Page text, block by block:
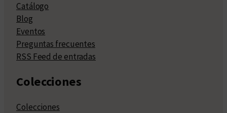
Catálogo
Blog
Eventos
Preguntas frecuentes
RSS Feed de entradas
Colecciones
Colecciones